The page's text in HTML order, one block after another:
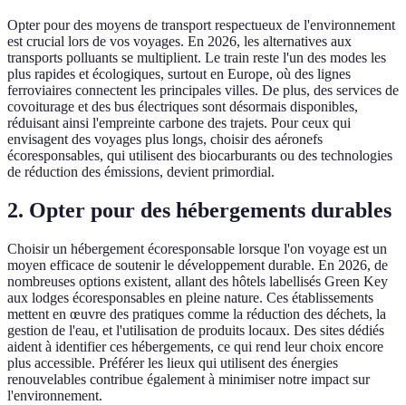
Opter pour des moyens de transport respectueux de l'environnement
est crucial lors de vos voyages. En 2026, les alternatives aux
transports polluants se multiplient. Le train reste l'un des modes les
plus rapides et écologiques, surtout en Europe, où des lignes
ferroviaires connectent les principales villes. De plus, des services de
covoiturage et des bus électriques sont désormais disponibles,
réduisant ainsi l'empreinte carbone des trajets. Pour ceux qui
envisagent des voyages plus longs, choisir des aéronefs
écoresponsables, qui utilisent des biocarburants ou des technologies
de réduction des émissions, devient primordial.
2. Opter pour des hébergements durables
Choisir un hébergement écoresponsable lorsque l'on voyage est un
moyen efficace de soutenir le développement durable. En 2026, de
nombreuses options existent, allant des hôtels labellisés Green Key
aux lodges écoresponsables en pleine nature. Ces établissements
mettent en œuvre des pratiques comme la réduction des déchets, la
gestion de l'eau, et l'utilisation de produits locaux. Des sites dédiés
aident à identifier ces hébergements, ce qui rend leur choix encore
plus accessible. Préférer les lieux qui utilisent des énergies
renouvelables contribue également à minimiser notre impact sur
l'environnement.